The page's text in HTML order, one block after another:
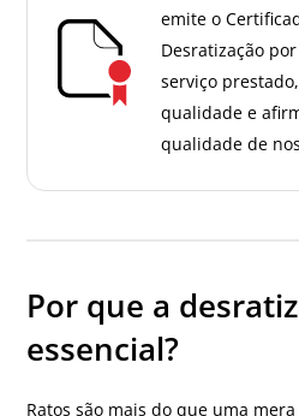
emite o
Desratização
serviço
qualidade e
qualidade de
Por que a
essencial?
Ratos são mais do que uma